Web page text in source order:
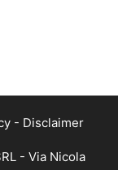
- Disclaimer
- Via Nicola